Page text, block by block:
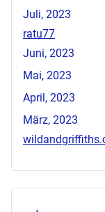
Juli, 2023
ratu77
Juni, 2023
Mai, 2023
April, 2023
März, 2023